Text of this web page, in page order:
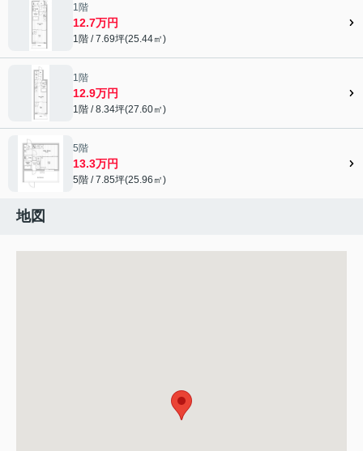
1階
12.7万円
1階 / 7.69坪(25.44㎡)
1階
12.9万円
1階 / 8.34坪(27.60㎡)
5階
13.3万円
5階 / 7.85坪(25.96㎡)
地図